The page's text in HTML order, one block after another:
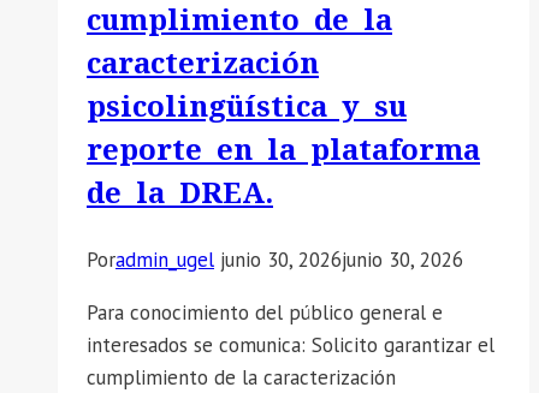
cumplimiento de la
caracterización
psicolingüística y su
reporte en la plataforma
de la DREA.
Poradmin_ugel junio 30, 2026junio 30, 2026
Para conocimiento del público general e
interesados se comunica: Solicito garantizar el
cumplimiento de la caracterización